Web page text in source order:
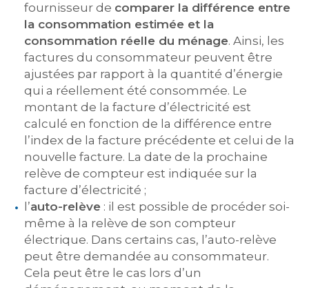
fournisseur de comparer la différence entre
la consommation estimée et la
consommation réelle du ménage. Ainsi, les
factures du consommateur peuvent être
ajustées par rapport à la quantité d’énergie
qui a réellement été consommée. Le
montant de la facture d’électricité est
calculé en fonction de la différence entre
l’index de la facture précédente et celui de la
nouvelle facture. La date de la prochaine
relève de compteur est indiquée sur la
facture d’électricité ;
l’auto-relève : il est possible de procéder soi-
même à la relève de son compteur
électrique. Dans certains cas, l’auto-relève
peut être demandée au consommateur.
Cela peut être le cas lors d’un